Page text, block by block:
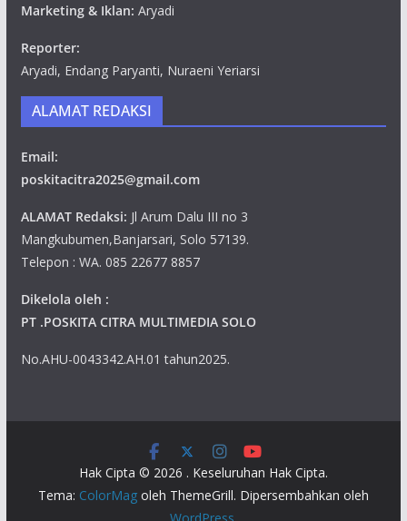
Marketing & Iklan: Aryadi
Reporter:
Aryadi, Endang Paryanti, Nuraeni Yeriarsi
ALAMAT REDAKSI
Email:
poskitacitra2025@gmail.com
ALAMAT Redaksi: Jl Arum Dalu III no 3
Mangkubumen,Banjarsari, Solo 57139.
Telepon : WA. 085 22677 8857
Dikelola oleh :
PT .POSKITA CITRA MULTIMEDIA SOLO
No.AHU-0043342.AH.01 tahun2025.
Hak Cipta © 2026 . Keseluruhan Hak Cipta.
Tema: ColorMagoleh ThemeGrill. Dipersembahkan oleh